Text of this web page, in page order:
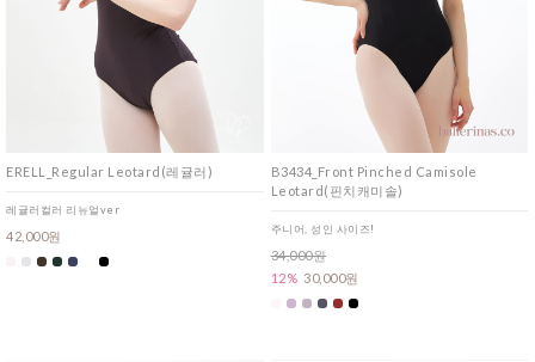
ERELL_Regular Leotard(레귤러)
레귤러컬러 리뉴얼ver
42,000원
B3434_Front Pinched Camisole
Leotard(핀치캐미솔)
주니어, 성인 사이즈!
34,000원
12% 30,000원